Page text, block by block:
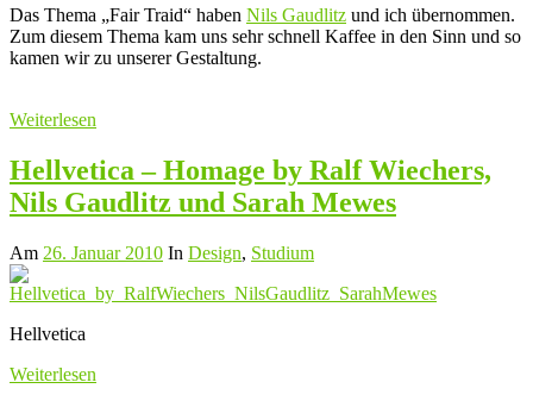
Das Thema „Fair Traid“ haben Nils Gaudlitz und ich übernommen.
Zum diesem Thema kam uns sehr schnell Kaffee in den Sinn und so
kamen wir zu unserer Gestaltung.
Weiterlesen
Hellvetica – Homage by Ralf Wiechers,
Nils Gaudlitz und Sarah Mewes
Am 26. Januar 2010 In Design, Studium
Hellvetica
Weiterlesen